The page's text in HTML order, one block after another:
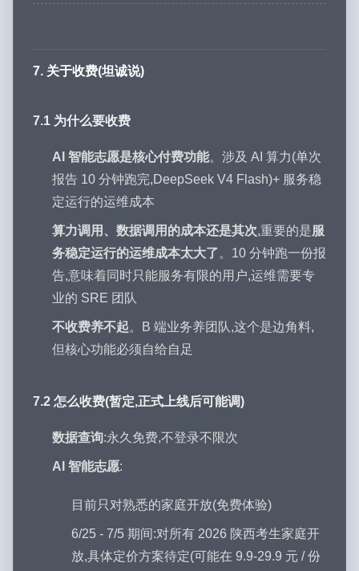
7. 关于收费(坦诚说)
7.1 为什么要收费
AI 智能志愿是核心付费功能。涉及 AI 算力(单次
报告 10 分钟跑完,DeepSeek V4 Flash)+ 服务稳
定运行的运维成本
算力调用、数据调用的成本还是其次,重要的是 服
务稳定运行的运维成本太大了 。10 分钟跑一份报
告,意味着同时只能服务有限的用户,运维需要专
业的 SRE 团队
不收费养不起。B 端业务养团队,这个是边角料,
但核心功能必须自给自足
7.2 怎么收费(暂定,正式上线后可能调)
数据查询:永久免费,不登录不限次
AI 智能志愿:
目前只对熟悉的家庭开放(免费体验)
6/25 - 7/5 期间:对所有 2026 陕西考生家庭开
放,具体定价方案待定(可能在 9.9-29.9 元 / 份